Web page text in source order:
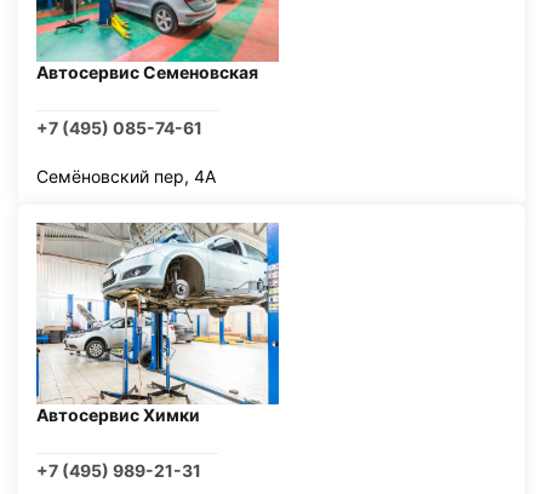
Автосервис Семеновская
+7 (495) 085-74-61
Семёновский пер, 4А
Автосервис Химки
+7 (495) 989-21-31